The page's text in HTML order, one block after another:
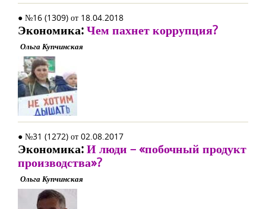
● №16 (1309) от 18.04.2018
Экономика:Чем пахнет коррупция?
Ольга Купчинская
● №31 (1272) от 02.08.2017
Экономика:И люди – «побочный продукт
производства»?
Ольга Купчинская